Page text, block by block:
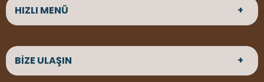
HIZLI MENÜ
ANASAYFA
HAKKIMIZDA
ÜRÜNLER
BİZE ULAŞIN